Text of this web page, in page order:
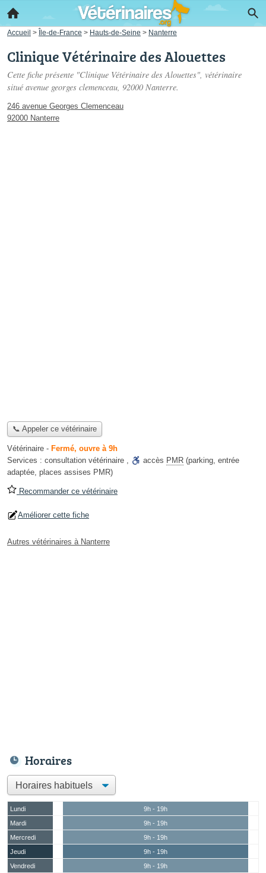
Accueil > Île-de-France > Hauts-de-Seine > Nanterre
Clinique Vétérinaire des Alouettes
Cette fiche présente "Clinique Vétérinaire des Alouettes", vétérinaire
situé avenue georges clemenceau, 92000 Nanterre.
246 avenue Georges Clemenceau
92000 Nanterre
📞 Appeler ce vétérinaire
Vétérinaire - Fermé, ouvre à 9h
Services : consultation vétérinaire , accès PMR (parking, entrée
adaptée, places assises PMR)
Recommander ce vétérinaire
Améliorer cette fiche
Autres vétérinaires à Nanterre
Horaires
Lundi
9h - 19h
Mardi
9h - 19h
Mercredi
9h - 19h
Jeudi
9h - 19h
Vendredi
9h - 19h